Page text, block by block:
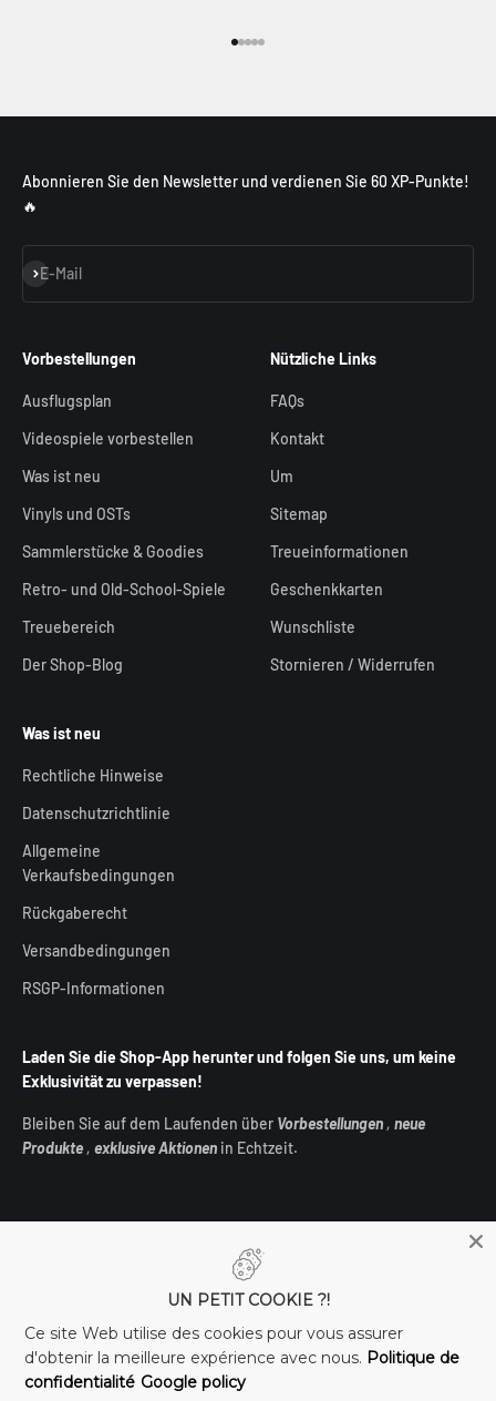
Abonnieren Sie den Newsletter und verdienen Sie 60 XP-Punkte!
🔥
E-Mail
Abonnieren
Vorbestellungen
Ausflugsplan
Videospiele vorbestellen
Was ist neu
Vinyls und OSTs
Sammlerstücke & Goodies
Retro- und Old-School-Spiele
Treuebereich
Der Shop-Blog
Nützliche Links
FAQs
Kontakt
Um
Sitemap
Treueinformationen
Geschenkkarten
Wunschliste
Stornieren / Widerrufen
Was ist neu
Rechtliche Hinweise
Datenschutzrichtlinie
Allgemeine
Verkaufsbedingungen
Rückgaberecht
Versandbedingungen
RSGP-Informationen
Laden Sie die Shop-App herunter und folgen Sie uns, um keine
Exklusivität zu verpassen!
Bleiben Sie auf dem Laufenden über Vorbestellungen , neue
Produkte , exklusive Aktionen in Echtzeit.
UN PETIT COOKIE ?!
Ce site Web utilise des cookies pour vous assurer
d'obtenir la meilleure expérience avec nous. Politique de
confidentialité Google policy